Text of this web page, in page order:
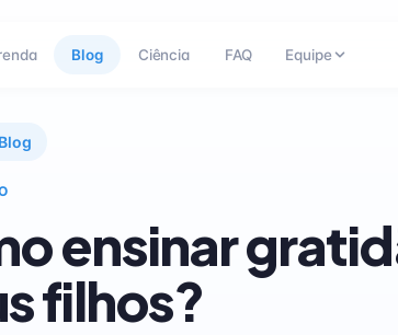
Blog Ciência FAQ Equipe
ensinar
filhos?